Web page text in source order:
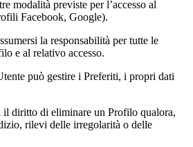
modalità previste per l’accesso al
Facebook, Google).
la responsabilità per tutte le
e al relativo accesso.
può gestire i Preferiti, i propri dati
il diritto di eliminare un Profilo qualora,
rilevi delle irregolarità o delle